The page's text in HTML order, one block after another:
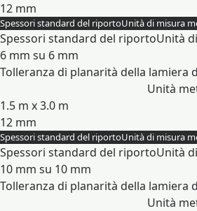
12 mm
Espandi
Spessori standard del riportoUnità di misura
Spessori standard del riportoUnità
6 mm su 6 mm
Tolleranza di planarità della lamiera
Unità
1.5 m x 3.0 m
12 mm
Espandi
Spessori standard del riportoUnità di misura
Spessori standard del riportoUnità
10 mm su 10 mm
Tolleranza di planarità della lamiera
Unità